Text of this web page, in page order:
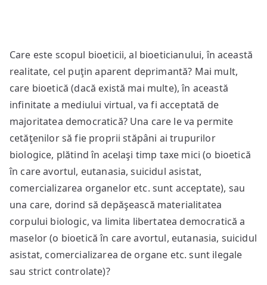
Care este scopul bioeticii, al bioeticianului, în această
realitate, cel puţin aparent deprimantă? Mai mult,
care bioetică (dacă există mai multe), în această
infinitate a mediului virtual, va fi acceptată de
majoritatea democratică? Una care le va permite
cetăţenilor să fie proprii stăpâni ai trupurilor
biologice, plătind în acelaşi timp taxe mici (o bioetică
în care avortul, eutanasia, suicidul asistat,
comercializarea organelor etc. sunt acceptate), sau
una care, dorind să depăşească materialitatea
corpului biologic, va limita libertatea democratică a
maselor (o bioetică în care avortul, eutanasia, suicidul
asistat, comercializarea de organe etc. sunt ilegale
sau strict controlate)?